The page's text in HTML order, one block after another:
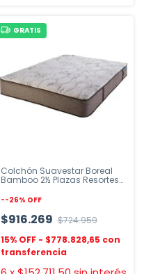
GRATIS
Colchón Suavestar Boreal
Bamboo 2½ Plazas Resortes
--26% OFF
$916.269 $724.959
$778.828,65